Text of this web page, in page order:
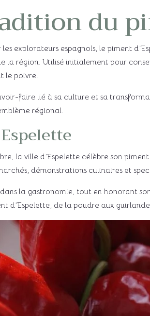
du
explorateurs espagnols, le piment
région. Utilisé initialement pour
le poivre.
faire lié à sa culture et sa
régional.
la ville d’Espelette célèbre son
démonstrations culinaires et
la gastronomie, tout en honorant
d’Espelette, de la poudre aux